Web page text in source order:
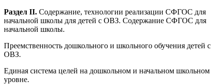
Раздел II. Содержание, технологии реализации СФГОС для
начальной школы для детей с ОВЗ. Содержание СФГОС для
начальной школы.
Преемственность дошкольного и школьного обучения детей с
ОВЗ.
Единая система целей на дошкольном и начальном школьном
уровне.